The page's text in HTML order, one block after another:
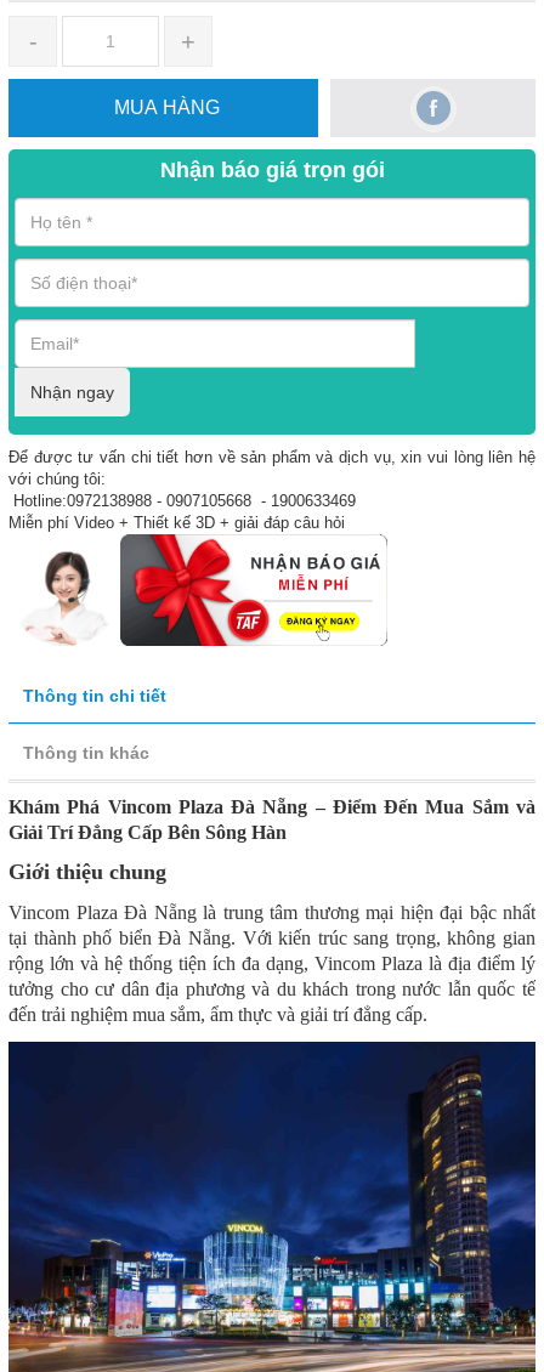
- +
MUA HÀNG
Nhận báo giá trọn gói
Nhận ngay
Để được tư vấn chi tiết hơn về sản phẩm và dịch vụ, xin vui lòng liên hệ
với chúng tôi:
Hotline:0972138988 - 0907105668 - 1900633469
Miễn phí Video + Thiết kế 3D + giải đáp câu hỏi
Thông tin chi tiết
Thông tin khác
Khám Phá Vincom Plaza Đà Nẵng – Điểm Đến Mua Sắm và
Giải Trí Đẳng Cấp Bên Sông Hàn
Giới thiệu chung
Vincom Plaza Đà Nẵng là trung tâm thương mại hiện đại bậc nhất
tại thành phố biển Đà Nẵng. Với kiến trúc sang trọng, không gian
rộng lớn và hệ thống tiện ích đa dạng, Vincom Plaza là địa điểm lý
tưởng cho cư dân địa phương và du khách trong nước lẫn quốc tế
đến trải nghiệm mua sắm, ẩm thực và giải trí đẳng cấp.